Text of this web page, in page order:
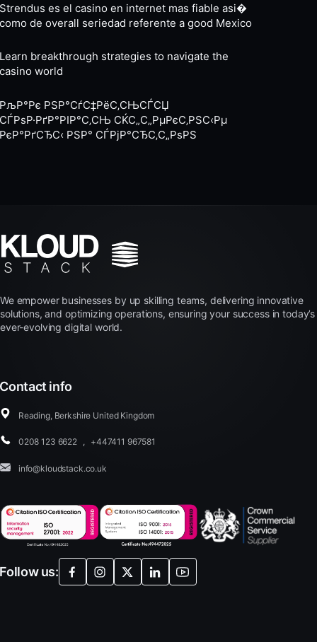
Strendus es el casino en internet mas fiable asi�
como de overall seriedad referente a good Mexico
Learn breakthrough strategies to navigate the
casino world
РљР°Рє РЅР°СѓС‡РёС‚СЊСЃСЏ
СЃРѕР·РґР°РІР°С‚СЊ СЌС„С„РµРєС‚РЅС‹Рµ
РєР°РґСЂС‹ РЅР° СЃРјР°СЂС‚С„РѕРЅ
We empower businesses by up skilling teams, delivering innovative
solutions, and optimizing operations, ensuring your success in today’s
ever-evolving digital world.
Contact info
Reading, Berkshire United Kingdom
0208 123 6622 , +447411 967581
info@kloudstack.co.uk
Follow us: